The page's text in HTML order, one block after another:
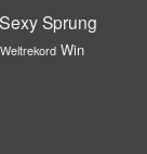
SexySprung
Weltrekord Win